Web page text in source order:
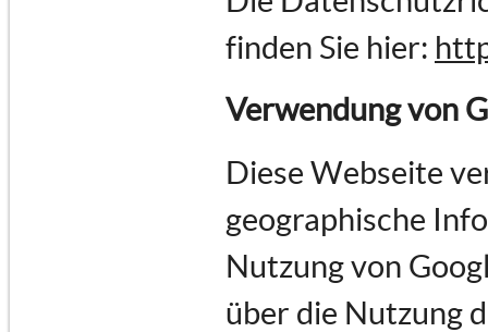
finden Sie hier:
Verwendung von
Diese Webseite
geographische
Nutzung von
über die Nutzung